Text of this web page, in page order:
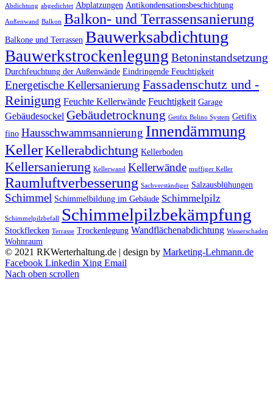
Abdichtung abgedichtet Abplatzungen Antikondensationsbeschichtung
Außenwand Balkon Balkon- und Terrassensanierung
Balkone und Terrassen Bauwerksabdichtung
Bauwerkstrockenlegung Betoninstandsetzung
Durchfeuchtung der Außenwände Eindringende Feuchtigkeit
Energetische Kellersanierung Fassadenschutz und -
Reinigung Feuchte Kellerwände Feuchtigkeit Garage
Gebäudesockel Gebäudetrocknung Getifix Belino System Getifix
fino Hausschwammsannierung Innendämmung
KellerKellerabdichtung Kellerboden
Kellersanierung Kellerwand Kellerwände muffiger Keller
Raumluftverbesserung Sachverständiger Salzausblühungen
Schimmel Schimmelbildung im Gebäude Schimmelpilz
Schimmelpilzbefall Schimmelpilzbekämpfung
Stockflecken Terrasse Trockenlegung Wandflächenabdichtung Wasserschaden
Wohnraum
© 2021 RKWerterhaltung.de | design by Marketing-Lehmann.de
Facebook Linkedin Xing Email
Nach oben scrollen